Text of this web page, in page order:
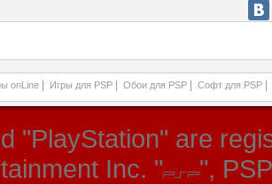
onLine Игры для PSP Обои для PSP Софт для PSP
"PlayStation" are
Inc. "
",